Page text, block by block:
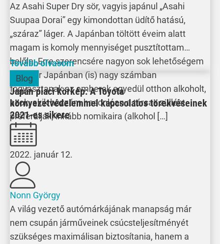
Az Asahi Super Dry sör, vagyis japánul „Asahi
Suupaa Dorai” egy kimondottan üdítő hatású,
„száraz” láger. A Japánban töltött éveim alatt
magam is komoly mennyiséget pusztítottam
belőle. Erre szerencsére nagyon sok lehetőségem
volt. Bár Japánban (is) nagy számban
fogyasztanak az emberek egyedül otthon alkoholt,
azok, akik hozzám hasonlóan a társas züllést
preferálják, inkább nomikaira (alkohol […]
Tovább olvasom
Blog
Japán piaci körkép: A Toyota
környezetvédelemmel kapcsolatos törekvéseinek
2021-es sikere
2022. január 12.
Nonn György
A világ vezető autómárkájának manapság már
nem csupán járműveinek csúcsteljesítményét
szükséges maximálisan biztosítania, hanem a